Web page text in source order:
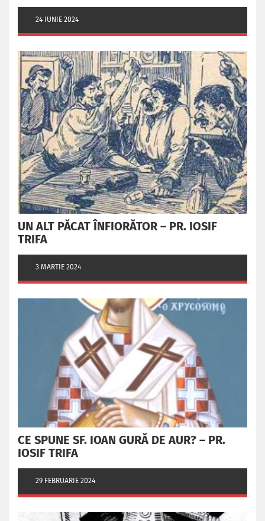
24 IUNIE 2024
UN ALT PĂCAT ÎNFIORĂTOR – PR. IOSIF
TRIFA
3 MARTIE 2024
CE SPUNE SF. IOAN GURĂ DE AUR? – PR.
IOSIF TRIFA
29 FEBRUARIE 2024